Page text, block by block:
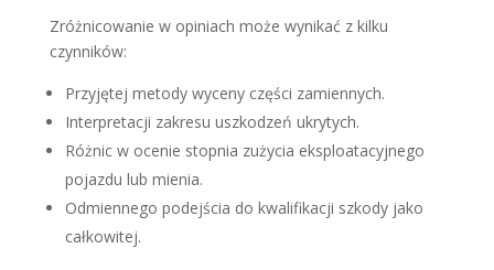
Zróżnicowanie w opiniach może wynikać z kilku
czynników:
Przyjętej metody wyceny części zamiennych.
Interpretacji zakresu uszkodzeń ukrytych.
Różnic w ocenie stopnia zużycia eksploatacyjnego
pojazdu lub mienia.
Odmiennego podejścia do kwalifikacji szkody jako
całkowitej.